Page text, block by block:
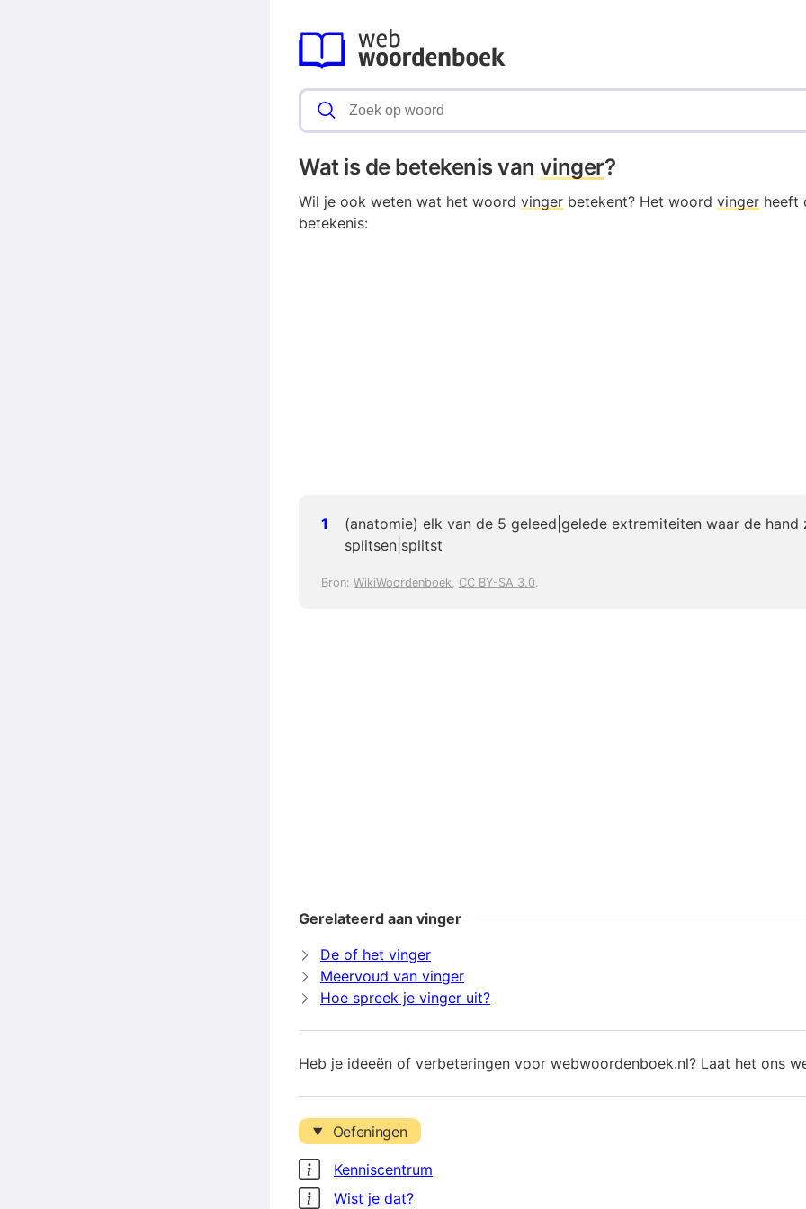
Wat is de betekenis vanvinger?
Wil je ook weten wat het woord vinger betekent? Het woord vinger heeft
betekenis:
(anatomie) elk van de 5 geleed|gelede extremiteiten waar de hand
splitsen|splitst
Bron: WikiWoordenboek, CC BY-SA 3.0.
Gerelateerd aan vinger
De of het vinger
Meervoud van vinger
Hoe spreek je vinger uit?
Heb je ideeën of verbeteringen voor webwoordenboek.nl? Laat het ons
Oefeningen
Kenniscentrum
Wist je dat?